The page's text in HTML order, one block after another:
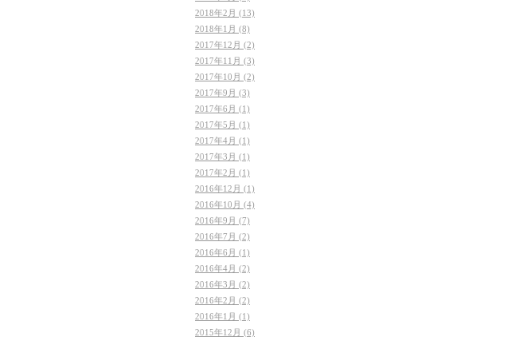
2018年2月 (13)
2018年1月 (8)
2017年12月 (2)
2017年11月 (3)
2017年10月 (2)
2017年9月 (3)
2017年6月 (1)
2017年5月 (1)
2017年4月 (1)
2017年3月 (1)
2017年2月 (1)
2016年12月 (1)
2016年10月 (4)
2016年9月 (7)
2016年7月 (2)
2016年6月 (1)
2016年4月 (2)
2016年3月 (2)
2016年2月 (2)
2016年1月 (1)
2015年12月 (6)